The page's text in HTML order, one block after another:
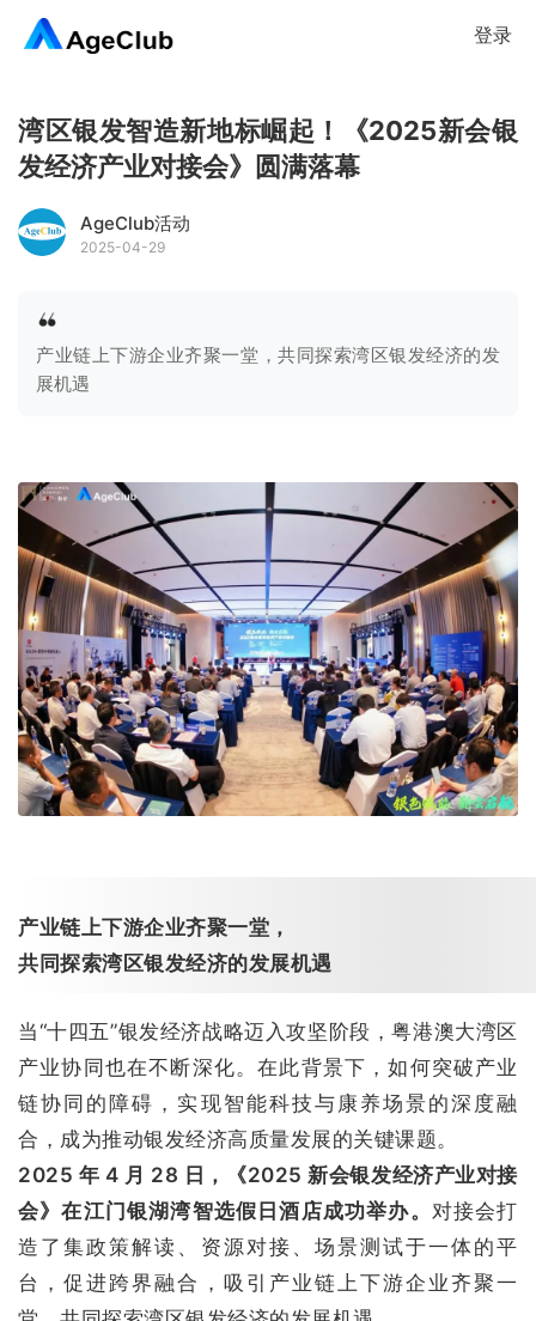
登录
湾区银发智造新地标崛起！《2025新会银
发经济产业对接会》圆满落幕
AgeClub活动
2025-04-29
产业链上下游企业齐聚一堂，共同探索湾区银发经济的发
展机遇
产业链上下游企业齐聚一堂，
共同探索湾区银发经济的发展机遇
当“十四五”银发经济战略迈入攻坚阶段，粤港澳大湾区
产业协同也在不断深化。在此背景下，如何突破产业
链协同的障碍，实现智能科技与康养场景的深度融
合，成为推动银发经济高质量发展的关键课题。
2025 年 4 月 28 日，《2025 新会银发经济产业对接
会》在江门银湖湾智选假日酒店成功举办。 对接会打
造了集政策解读、资源对接、场景测试于一体的平
台，促进跨界融合，吸引产业链上下游企业齐聚一